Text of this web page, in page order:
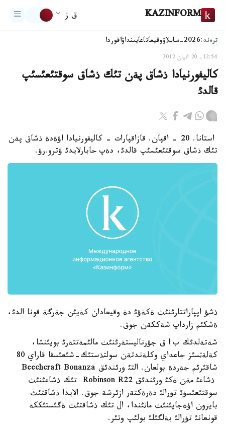
KAZINFORM ق ز
ترەند:2026-سايلاۋ وقيعاتاعايىنداۋاقوردا
12:54, 20 اقپان 2012
كاليفورنيادا ذشاق پةن تئك ذشاق سوقتئعئسئپ
قالدئ
استانا. 20 - اقپان. قازاقپارات - كاليفورنيادا اؤةدة ذشاق پةن
تئك ذشاق سوقتئعئسئپ قالدئ، دةپ حابارلايدئ ؤترو.رؤ.
ذشؤ اپپاراتتارئنئث ةكةؤئ دة وقيعادان كةيئن جةرگة قونا الدئ،
ةشكئم زارداپ شةككةن جوق.
شةتةلدئك ب ا ق جؤرناليستةرئنئث مالئمةتتةرئ بويئنشا،
كةلةثسئز جاعداي وكلةندتةن سولتذستئك-شئعئسقا قاراي 80
شاقئرئم جةردة بولعان. التئ ورئندئق Beechcraft Bonanza
ذشاعئ مةن ةكئ ورئندئق Robinson R22 تئك ذشاعئنئث
سوقتئعئسؤئ تؤرالئ دةرةكتةر ازئرشة جوق. الايدا ذشاقتئث
بايرون اؤةجايئنئث ماثئندا، ال تئك ذشاقتئث ةگئستئككة
قونعانئ تؤرالئ بةلگئلئ بولئپ وتئر.